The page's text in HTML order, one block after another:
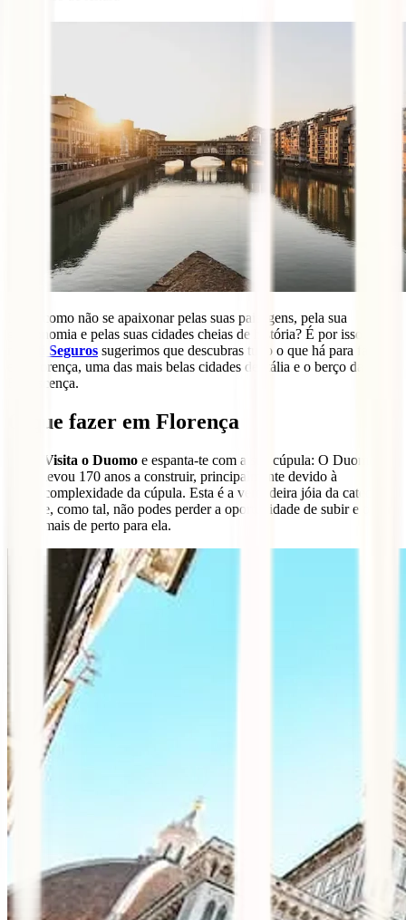
Itália, como não se apaixonar pelas suas paisagens, pela sua
gastronomia e pelas suas cidades cheias de história? É por isso que
Iati Seguros sugerimos que descubras tudo o que há para fazer
em Florença, uma das mais belas cidades de Itália e o berço da
Renascença.
O que fazer em Florença
Visita o Duomo e espanta-te com a sua cúpula: O Duomo
levou 170 anos a construir, principalmente devido à
complexidade da cúpula. Esta é a verdadeira jóia da catedral
e, como tal, não podes perder a oportunidade de subir e olhar
mais de perto para ela.